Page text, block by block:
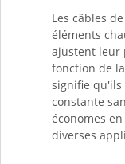
Les câbles
éléments
ajustent leur
fonction de
signifie
constante
économes
diverses